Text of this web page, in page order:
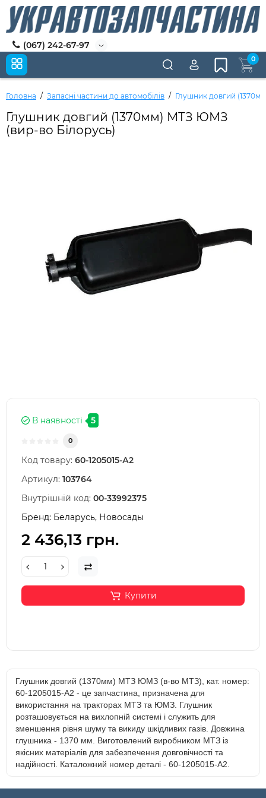
(067) 242-67-97
0
Головна Запасні частини до автомобілів Глушник довгий
Глушник довгий (1370мм) МТЗ ЮМЗ
(вир-во Білорусь)
В наявності 5
0
Код товару: 60-1205015-А2
Артикул: 103764
Внутрішній код: 00-33992375
Бренд: Беларусь, Новосады
2 436,13 грн.
Купити
Глушник довгий (1370мм) МТЗ ЮМЗ (в-во МТЗ), кат. номер:
60-1205015-А2 - це запчастина, призначена для
використання на тракторах МТЗ та ЮМЗ. Глушник
розташовується на вихлопній системі і служить для
зменшення рівня шуму та викиду шкідливих газів. Довжина
глушника - 1370 мм. Виготовлений виробником МТЗ із
якісних матеріалів для забезпечення довговічності та
надійності. Каталожний номер деталі - 60-1205015-А2.